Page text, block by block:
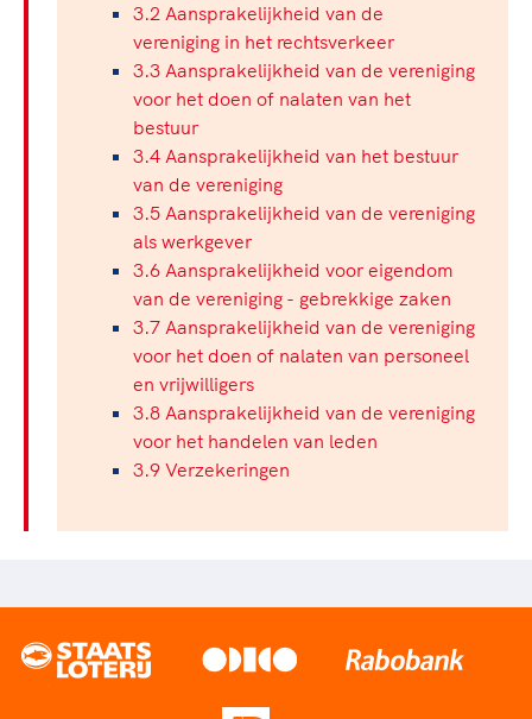
3.2 Aansprakelijkheid van de
vereniging in het rechtsverkeer
3.3 Aansprakelijkheid van de vereniging
voor het doen of nalaten van het
bestuur
3.4 Aansprakelijkheid van het bestuur
van de vereniging
3.5 Aansprakelijkheid van de vereniging
als werkgever
3.6 Aansprakelijkheid voor eigendom
van de vereniging - gebrekkige zaken
3.7 Aansprakelijkheid van de vereniging
voor het doen of nalaten van personeel
en vrijwilligers
3.8 Aansprakelijkheid van de vereniging
voor het handelen van leden
3.9 Verzekeringen